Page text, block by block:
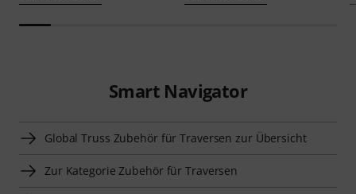
Smart Navigator
Global Truss Zubehör für Traversen zur Übersicht
Zur Kategorie Zubehör für Traversen